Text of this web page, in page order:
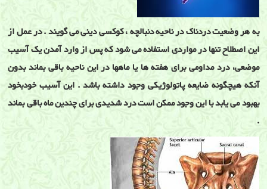
به هر وضعیت دردناک در ناحیه دنبالچه ، کوکسی دینی می گویند . در عمل از
این اصطلاح تنها در مواردی استفاده می شود که پس از وارد آمدن یک آسیب
موضعی، درد مداومی برای هفته ها یا ماهها در این ناحیه باقی بماند بدون
آنکه هیچگونه ضایعه پاتولوژیکی وجود داشته باشد . این آسیب خودبخود
بهبود می یابد با این وجود ممکن است درد شدیدی برای چندین ماه باقی بماند
.